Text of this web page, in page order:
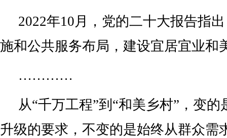
2022年10月，党的二十大报告指
施和公共服务布局，建设宜居宜业和
…………
从“千万工程”到“和美乡村”，变
升级的要求，不变的是始终从群众需